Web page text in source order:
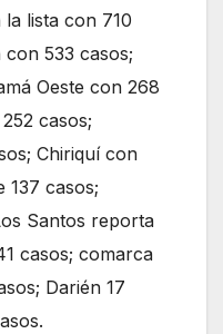
la lista con 710
533 casos;
Oeste con 268
casos;
Chiriquí con
137 casos;
Santos reporta
casos; comarca
Darién 17